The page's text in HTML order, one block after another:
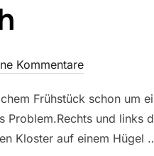
Kommentare
Frühstück schon um
und links
Kloster auf einem Hügel